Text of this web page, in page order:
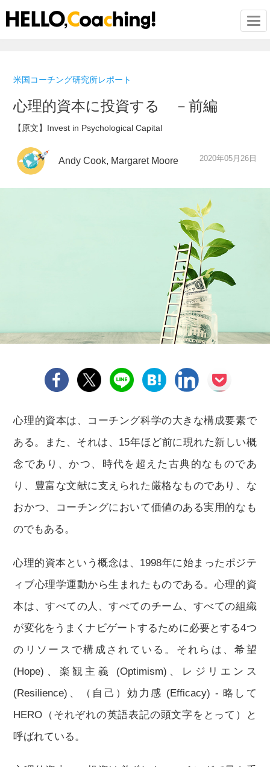
米国コーチング研究所レポート
心理的資本に投資する －前編
【原文】Invest in Psychological Capital
Andy Cook, Margaret Moore 2020年05月26日
心理的資本は、コーチング科学の大きな構成要素で
ある。また、それは、15年ほど前に現れた新しい概
念であり、かつ、時代を超えた古典的なものであ
り、豊富な文献に支えられた厳格なものであり、な
おかつ、コーチングにおいて価値のある実用的なも
のでもある。
心理的資本という概念は、1998年に始まったポジテ
ィブ心理学運動から生まれたものである。心理的資
本は、すべての人、すべてのチーム、すべての組織
が変化をうまくナビゲートするために必要とする4つ
のリソースで構成されている。それらは、希望
(Hope)、楽観主義 (Optimism)、レジリエンス
(Resilience)、（自己）効力感 (Efficacy) - 略して
HERO（それぞれの英語表記の頭文字をとって）と
呼ばれている。